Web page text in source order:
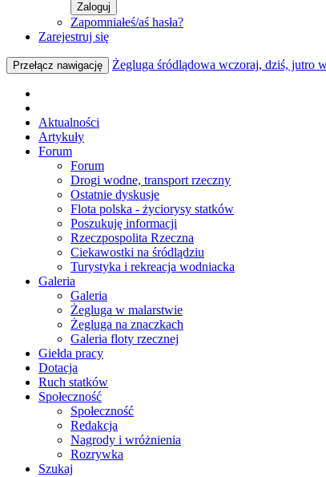
Zaloguj
Zapomniałeś/aś hasła?
Zarejestruj się
Przełącz nawigację Żegluga śródlądowa wczoraj, dziś, jutro
Aktualności
Artykuły
Forum
Forum
Drogi wodne, transport rzeczny
Ostatnie dyskusje
Flota polska - życiorysy statków
Poszukuję informacji
Rzeczpospolita Rzeczna
Ciekawostki na śródlądziu
Turystyka i rekreacja wodniacka
Galeria
Galeria
Żegluga w malarstwie
Żegluga na znaczkach
Galeria floty rzecznej
Giełda pracy
Dotacja
Ruch statków
Społeczność
Społeczność
Redakcja
Nagrody i wróżnienia
Rozrywka
Szukaj